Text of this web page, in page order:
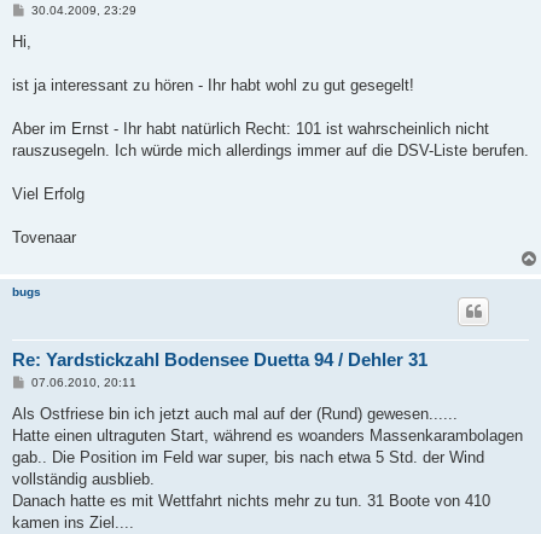
B
t
a
g
30.04.2009, 23:29
Hi,
ist ja interessant zu hören - Ihr habt wohl zu gut gesegelt!
Aber im Ernst - Ihr habt natürlich Recht: 101 ist wahrscheinlich nicht
rauszusegeln. Ich würde mich allerdings immer auf die DSV-Liste berufen.
Viel Erfolg
Tovenaar
bugs
Re: Yardstickzahl Bodensee Duetta 94 / Dehler 31
B
i
r
a
07.06.2010, 20:11
Als Ostfriese bin ich jetzt auch mal auf der (Rund) gewesen......
Hatte einen ultraguten Start, während es woanders Massenkarambolagen
gab.. Die Position im Feld war super, bis nach etwa 5 Std. der Wind
vollständig ausblieb.
Danach hatte es mit Wettfahrt nichts mehr zu tun. 31 Boote von 410
kamen ins Ziel....